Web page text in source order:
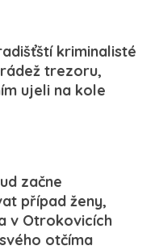
kriminalisté
trezoru,
ujeli na kole
začne
případ ženy,
v Otrokovicích
otčíma